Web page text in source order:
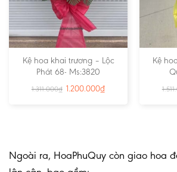
Kệ hoa khai trương – Lộc
Phát 68- Ms:3820
1.311.000₫ 1.200.000₫
Kệ
Ngoài ra, HoaPhuQuy còn giao hoa